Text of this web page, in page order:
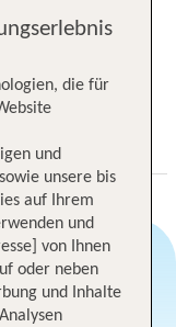
TUI Service
die für
und
unsere bis
auf Ihrem
und
von Ihnen
oder neben
und Inhalte